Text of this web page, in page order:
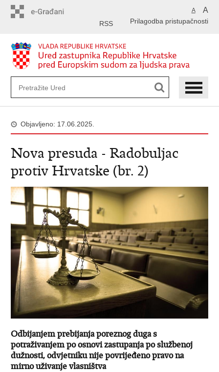
A A
Prilagodba pristupačnosti
RSS
Objavljeno: 17.06.2025.
Nova presuda - Radobuljac
protiv Hrvatske (br. 2)
Odbijanjem prebijanja poreznog duga s
potraživanjem po osnovi zastupanja po službenoj
dužnosti, odvjetniku nije povrijeđeno pravo na
mirno uživanje vlasništva